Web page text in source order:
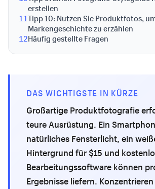
erstellen
11Tipp 10: Nutzen Sie Produktfotos,
Markengeschichte zu erzählen
12Häufig gestellte Fragen
DAS WICHTIGSTE IN KÜRZE
Großartige Produktfotografie
teure Ausrüstung. Ein
natürliches Fensterlicht, ein
Hintergrund für $15 und
Bearbeitungssoftware können
Ergebnisse liefern.